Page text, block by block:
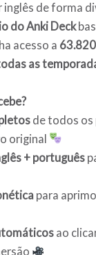
inglês de forma
do Anki Deck
acesso a
as
de todos os
original
+ português
para
ao